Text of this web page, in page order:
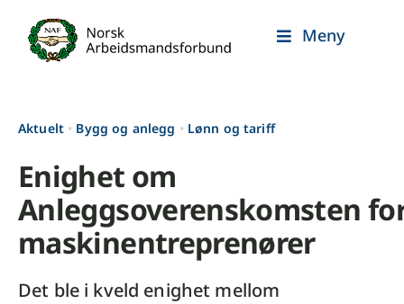
content
Meny
Aktuelt • Bygg og anlegg • Lønn og tariff
Enighet om
Anleggsoverenskomsten
maskinentreprenører
Det ble i kveld enighet mellom